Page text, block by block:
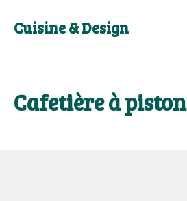
Cuisine & Design
Cafetière à piston